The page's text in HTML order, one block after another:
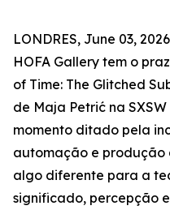
LONDRES, June 03,
HOFA Gallery tem o
of Time: The Glitched
de Maja Petrić na
momento ditado pela
automação e produção
algo diferente para a
significado, percepção